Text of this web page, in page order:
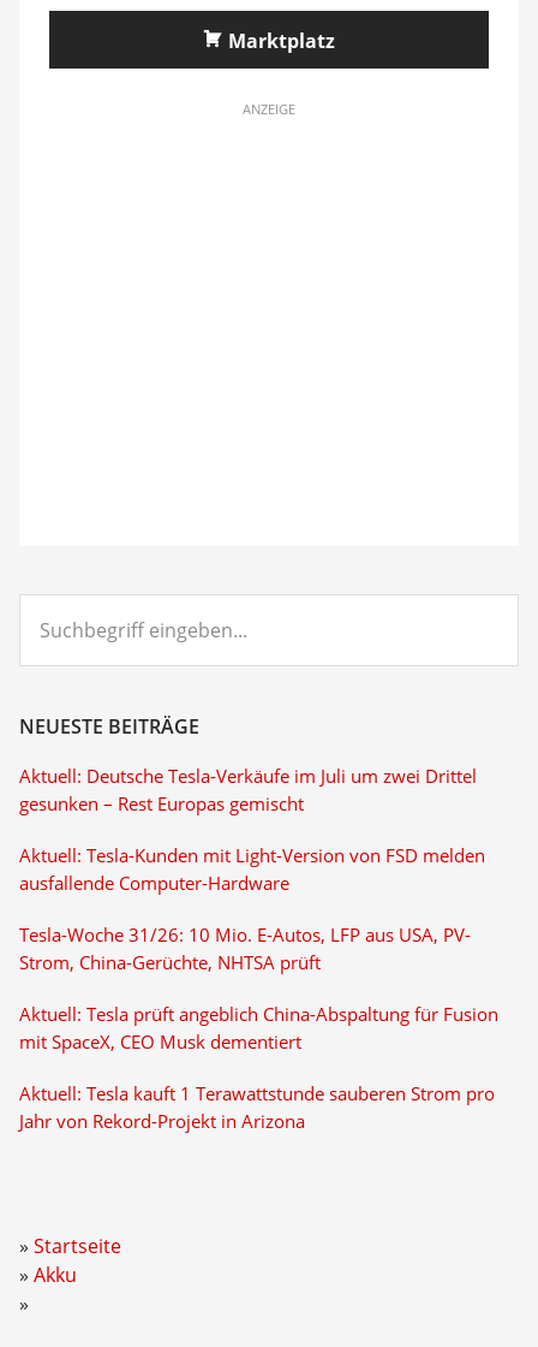
Marktplatz
ANZEIGE
eingeben...
NEUESTE BEITRÄGE
Aktuell: Deutsche Tesla-Verkäufe im Juli um zwei Drittel
gesunken – Rest Europas gemischt
Aktuell: Tesla-Kunden mit Light-Version von FSD melden
ausfallende Computer-Hardware
Tesla-Woche 31/26: 10 Mio. E-Autos, LFP aus USA, PV-
Strom, China-Gerüchte, NHTSA prüft
Aktuell: Tesla prüft angeblich China-Abspaltung für Fusion
mit SpaceX, CEO Musk dementiert
Aktuell: Tesla kauft 1 Terawattstunde sauberen Strom pro
Jahr von Rekord-Projekt in Arizona
Startseite
Akku